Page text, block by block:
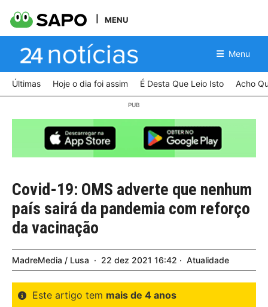
MENU
Menu
Últimas Hoje o dia foi assim É Desta Que Leio Isto Acho
Covid-19: OMS adverte que nenhum
país sairá da pandemia com reforço
da vacinação
MadreMedia / Lusa 22 dez 2021 16:42 Atualidade
Este artigo tem mais de 4 anos